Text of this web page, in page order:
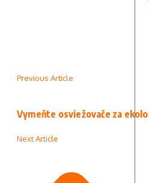
Previous Article
Vymeňte osviežovače za
Next Article